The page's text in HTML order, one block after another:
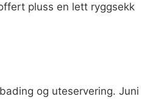
pluss en lett ryggsekk
og uteservering. Juni